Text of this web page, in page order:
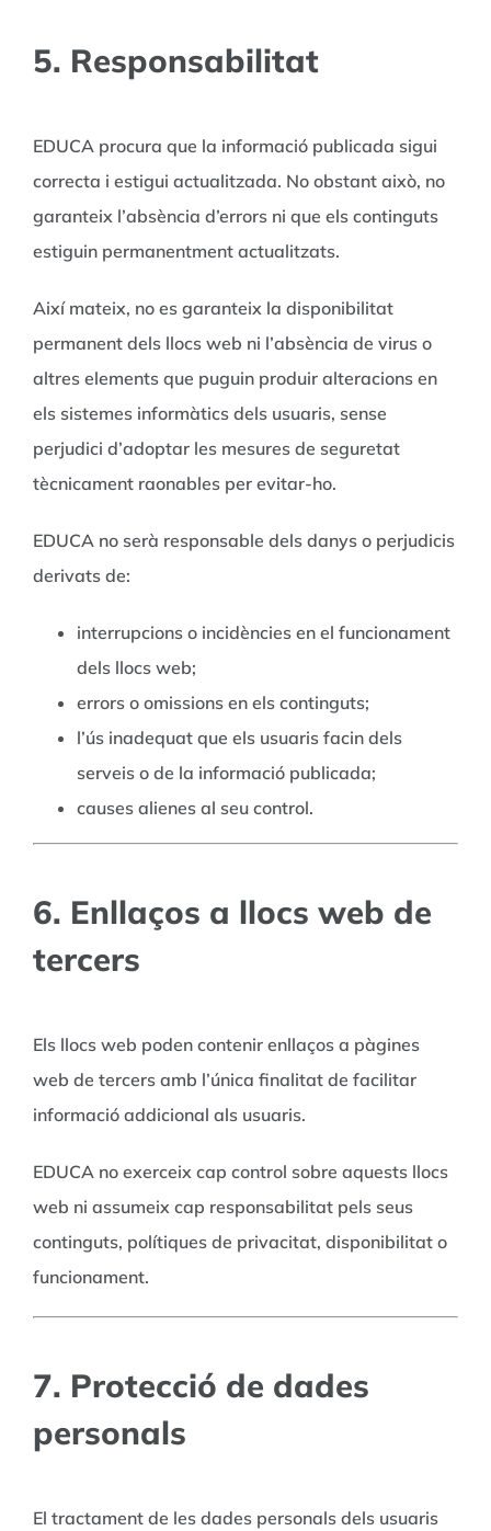
5. Responsabilitat
EDUCA procura que la informació publicada sigui
correcta i estigui actualitzada. No obstant això, no
garanteix l’absència d’errors ni que els continguts
estiguin permanentment actualitzats.
Així mateix, no es garanteix la disponibilitat
permanent dels llocs web ni l’absència de virus o
altres elements que puguin produir alteracions en
els sistemes informàtics dels usuaris, sense
perjudici d’adoptar les mesures de seguretat
tècnicament raonables per evitar-ho.
EDUCA no serà responsable dels danys o perjudicis
derivats de:
interrupcions o incidències en el funcionament
dels llocs web;
errors o omissions en els continguts;
l’ús inadequat que els usuaris facin dels
serveis o de la informació publicada;
causes alienes al seu control.
6. Enllaços a llocs web de
tercers
Els llocs web poden contenir enllaços a pàgines
web de tercers amb l’única finalitat de facilitar
informació addicional als usuaris.
EDUCA no exerceix cap control sobre aquests llocs
web ni assumeix cap responsabilitat pels seus
continguts, polítiques de privacitat, disponibilitat o
funcionament.
7. Protecció de dades
personals
El tractament de les dades personals dels usuaris